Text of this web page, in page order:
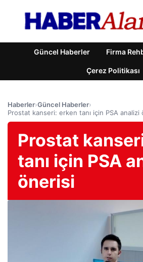
Güncel Haberler Firma
Çerez Politikası
Haberler›Güncel Haberler›
Prostat kanseri: erken tanı için PSA analizi
Prostat
tanı için PSA
önerisi